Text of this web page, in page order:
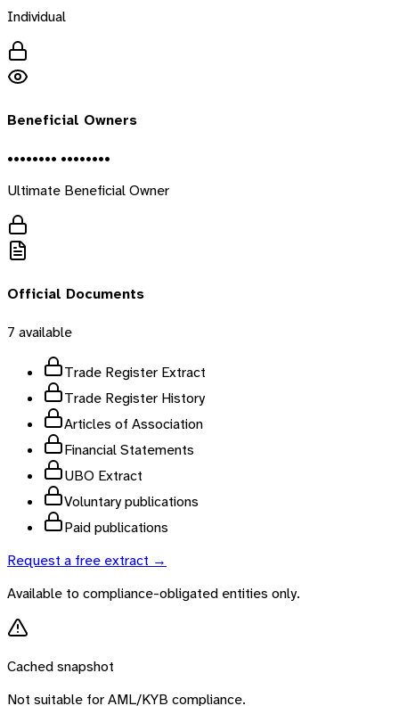
Individual
Beneficial Owners
•••••••• ••••••••
Ultimate Beneficial Owner
Official Documents
7 available
Trade Register Extract
Trade Register History
Articles of Association
Financial Statements
UBO Extract
Voluntary publications
Paid publications
Request a free extract →
Available to compliance-obligated entities only.
Cached snapshot
Not suitable for AML/KYB compliance.